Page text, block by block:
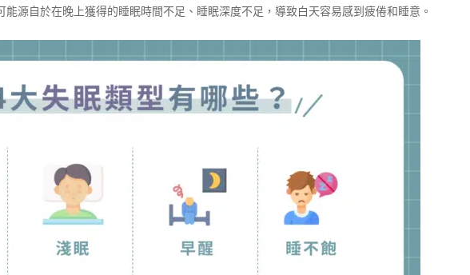
能源自於在晚上獲得的睡眠時間不足、睡眠深度不足，導致白天容易感到疲倦和睡意。